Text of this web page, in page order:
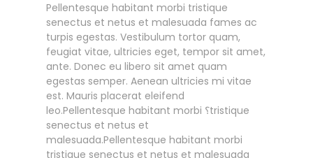
Pellentesque habitant morbi tristique
senectus et netus et malesuada fames ac
turpis egestas. Vestibulum tortor quam,
feugiat vitae, ultricies eget, tempor sit amet,
ante. Donec eu libero sit amet quam
egestas semper. Aenean ultricies mi vitae
est. Mauris placerat eleifend
leo.Pellentesque habitant morbi ؟tristique
senectus et netus et
malesuada.Pellentesque habitant morbi
tristique senectus et netus et malesuada